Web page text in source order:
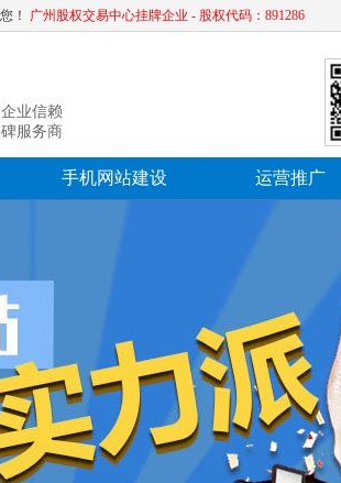
！ 广州股权交易中心挂牌企业 - 股权代码：891286
业信赖
服务商
手机网站建设 运营推广